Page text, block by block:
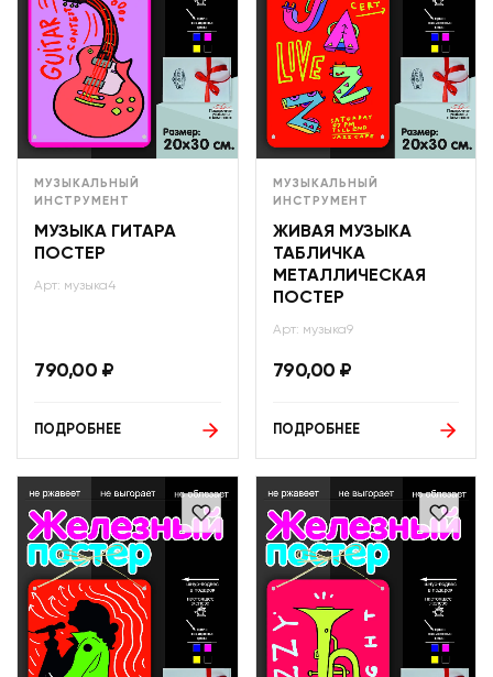
МУЗЫКАЛЬНЫЙ
ИНСТРУМЕНТ
МУЗЫКА ГИТАРА
ПОСТЕР
Арт: музыка4
790,00 ₽
ПОДРОБНЕЕ
МУЗЫКАЛЬНЫЙ
ИНСТРУМЕНТ
ЖИВАЯ МУЗЫКА
ТАБЛИЧКА
МЕТАЛЛИЧЕСКАЯ
ПОСТЕР
Арт: музыка9
790,00 ₽
ПОДРОБНЕЕ